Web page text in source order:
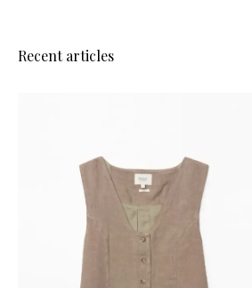
Recent articles